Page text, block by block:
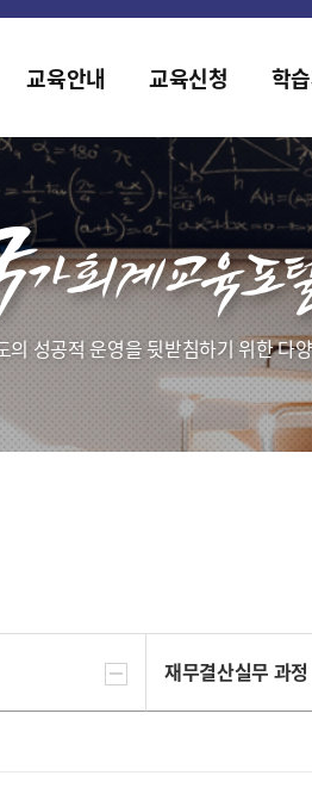
새롭게 개편되었습니다.
교육안내 교육신청 학
의 성공적 운영을 뒷받침하기 위한 다
재무결산실무 과정